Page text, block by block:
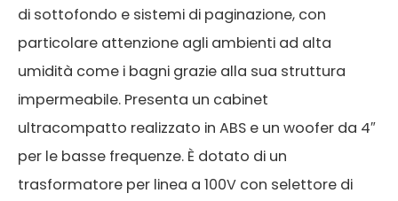
di sottofondo e sistemi di paginazione, con
particolare attenzione agli ambienti ad alta
umidità come i bagni grazie alla sua struttura
impermeabile. Presenta un cabinet
ultracompatto realizzato in ABS e un woofer da 4″
per le basse frequenze. È dotato di un
trasformatore per linea a 100V con selettore di